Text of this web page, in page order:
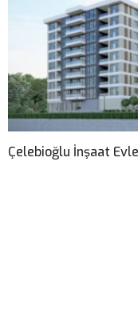
Çelebioğlu İnşaat